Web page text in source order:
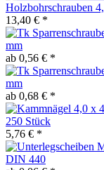
Holzbohrschrauben
13,40 € *
mm
ab 0,56 € *
mm
ab 0,68 € *
250 Stück
5,76 € *
DIN 440